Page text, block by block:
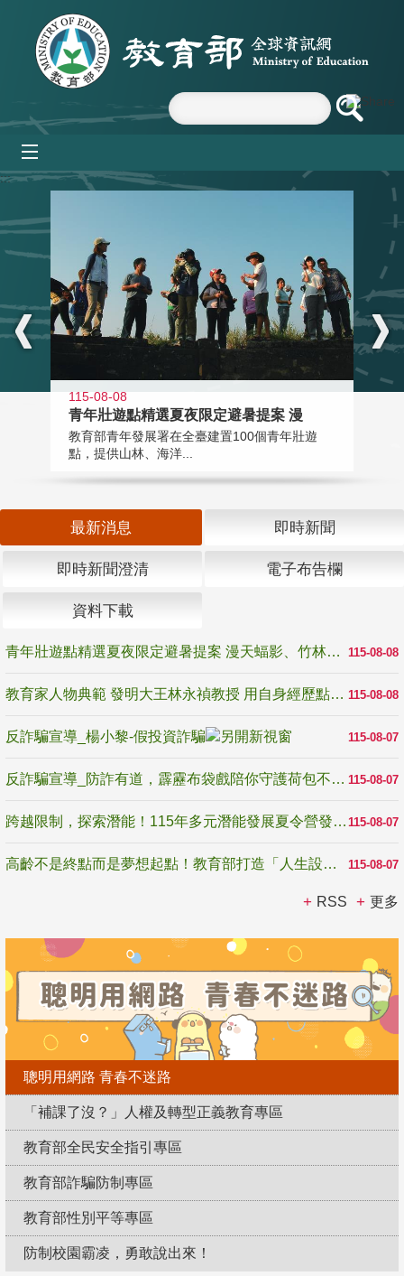
跳到主要內容區塊
:::
115-08-08
青年壯遊點精選夏夜限定避暑提案 漫
教育部青年發展署在全臺建置100個青年壯遊
點，提供山林、海洋...
最新消息 即時新聞
即時新聞澄清 電子布告欄
資料下載
115-08-08
青年壯遊點精選夏夜限定避暑提案 漫天蝠影、竹林尋蛙、茶香夜觀 邀青年暮色出發
115-08-08
教育家人物典範 發明大王林永禎教授 用自身經歷點亮學生的路
115-08-07
反詐騙宣導_楊小黎-假投資詐騙
115-08-07
反詐騙宣導_防詐有道，霹靂布袋戲陪你守護荷包不受騙
115-08-07
跨越限制，探索潛能！115年多元潛能發展夏令營發掘生命無限可能
115-08-07
高齡不是終點而是夢想起點！教育部打造「人生設計夢工場」 參展第3屆高齡健康產業博覽會
RSS 更多
聰明用網路 青春不迷路
「補課了沒？」人權及轉型正義教育專區
教育部全民安全指引專區
教育部詐騙防制專區
教育部性別平等專區
防制校園霸凌，勇敢說出來！